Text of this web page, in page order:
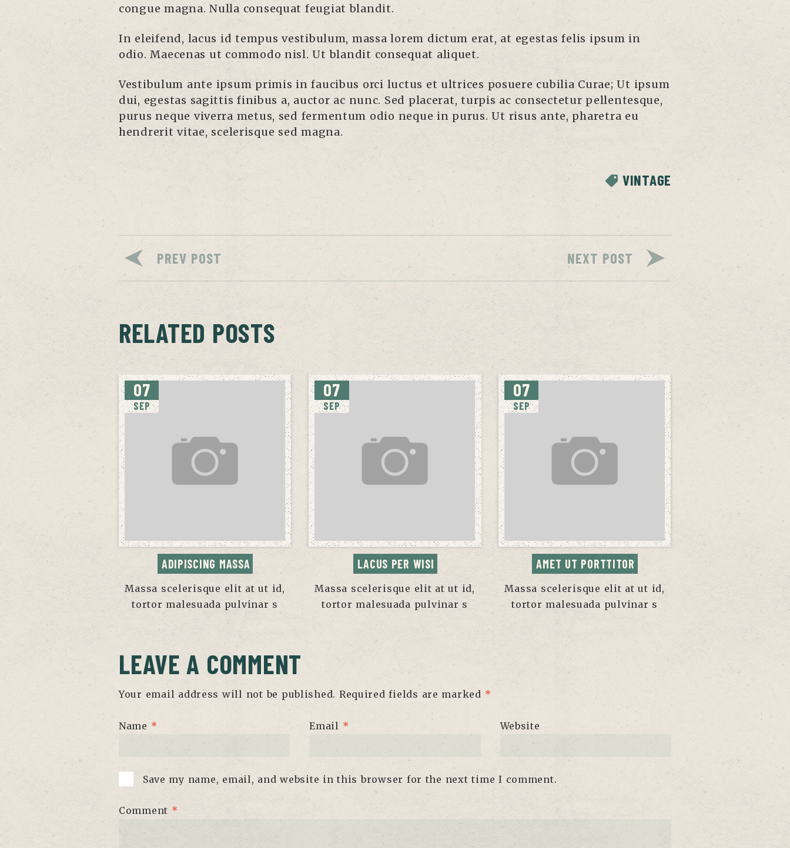
congue magna. Nulla consequat feugiat blandit.
In eleifend, lacus id tempus vestibulum, massa lorem dictum erat, at egestas felis ipsum in
odio. Maecenas ut commodo nisl. Ut blandit consequat aliquet.
Vestibulum ante ipsum primis in faucibus orci luctus et ultrices posuere cubilia Curae; Ut ipsum
dui, egestas sagittis finibus a, auctor ac nunc. Sed placerat, turpis ac consectetur pellentesque,
purus neque viverra metus, sed fermentum odio neque in purus. Ut risus ante, pharetra eu
hendrerit vitae, scelerisque sed magna.
VINTAGE
PREV POST NEXT POST
RELATED POSTS
07
SEP
ADIPISCING MASSA
Massa scelerisque elit at ut id,
tortor malesuada pulvinar s
07
SEP
LACUS PER WISI
Massa scelerisque elit at ut id,
tortor malesuada pulvinar s
07
SEP
AMET UT PORTTITOR
Massa scelerisque elit at ut id,
tortor malesuada pulvinar s
LEAVE A COMMENT
Your email address will not be published. Required fields are marked *
Name * Email * Website
Save my name, email, and website in this browser for the next time I comment.
Comment *